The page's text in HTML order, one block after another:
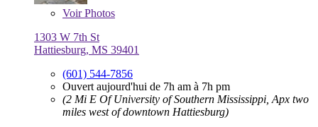
VoirPhotos
1303 W 7th St
Hattiesburg, MS 39401
(601) 544-7856
Ouvert aujourd'hui de 7h am à 7h pm
(2 Mi E Of University of Southern Mississippi, Apx two
miles west of downtown Hattiesburg)